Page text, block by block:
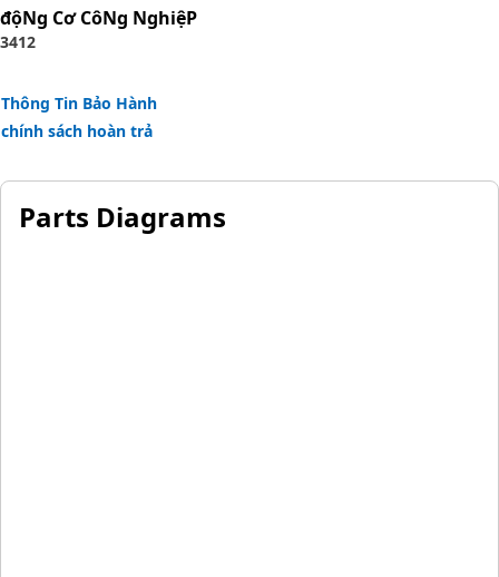
Applications:
The Heat Exchanger Cover Gasket is positioned between
leak-free connection, preventing leaks, and supporting the
heat exchange process.
độNg Cơ CôNg NghiệP
3412
Thông Tin Bảo Hành
chính sách hoàn trả
Parts Diagrams